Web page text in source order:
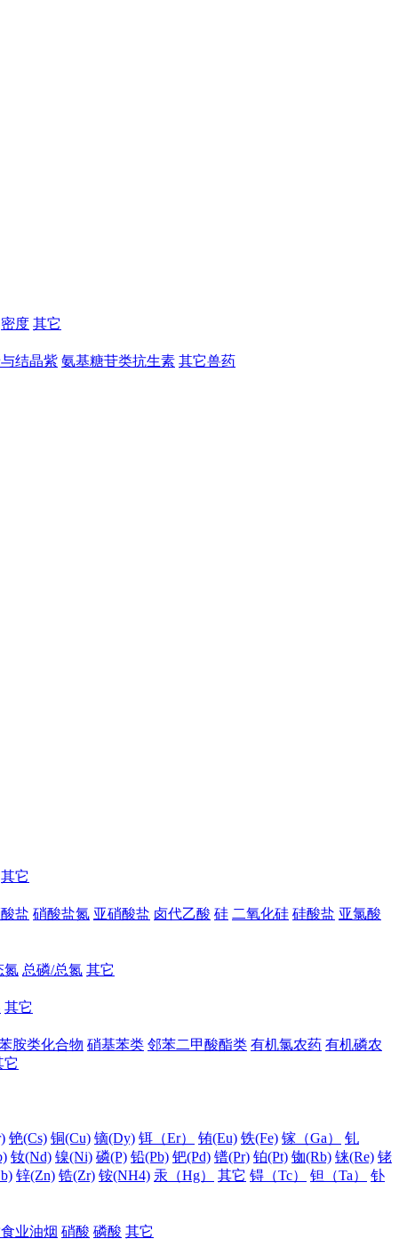
密度 其它
结晶紫 氨基糖苷类抗生素 其它兽药
其它
盐 硝酸盐氮 亚硝酸盐 卤代乙酸 硅 二氧化硅 硅酸盐 亚氯酸
氮 总磷/总氮 其它
其它
胺类化合物 硝基苯类 邻苯二甲酸酯类 有机氯农药 有机磷农
它
铯(Cs) 铜(Cu) 镝(Dy) 铒（Er） 铕(Eu) 铁(Fe) 镓（Ga）
钆
钕(Nd) 镍(Ni) 磷(P) 铅(Pb) 钯(Pd) 镨(Pr) 铂(Pt) 铷(Rb) 铼(Re) 铑
锌(Zn) 锆(Zr) 铵(NH4) 汞（Hg） 其它 锝（Tc） 钽（Ta）
钋
业油烟 硝酸 磷酸 其它